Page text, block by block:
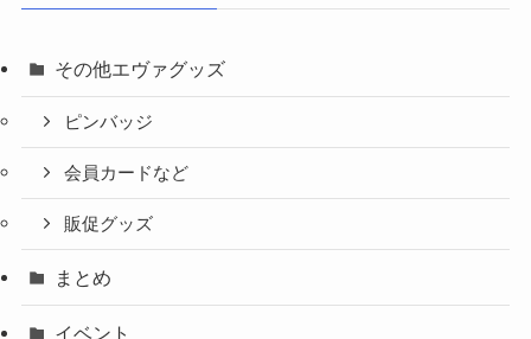
その他エヴァグッズ
ピンバッジ
会員カードなど
販促グッズ
まとめ
イベント